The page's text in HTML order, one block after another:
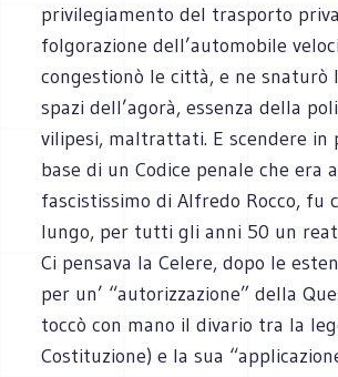
privilegiamento del trasporto
folgorazione dell’automobile
congestionò le città, e ne snaturò
spazi dell’agorà, essenza della
vilipesi, maltrattati. E scendere in
base di un Codice penale che era
fascistissimo di Alfredo Rocco, fu
lungo, per tutti gli anni 50 un
Ci pensava la Celere, dopo le
per un’ “autorizzazione” della
toccò con mano il divario tra la
Costituzione) e la sua